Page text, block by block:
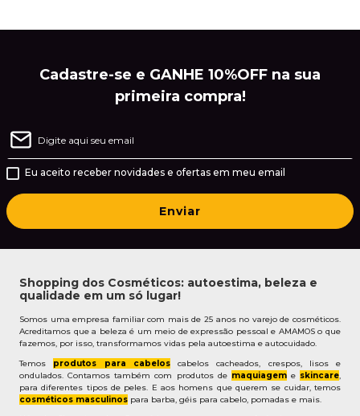
Cadastre-se e GANHE 10%OFF na sua
primeira compra!
Eu aceito receber novidades e ofertas em meu email
Enviar
Shopping dos Cosméticos: autoestima, beleza e
qualidade em um só lugar!
Somos uma empresa familiar com mais de 25 anos no varejo de cosméticos.
Acreditamos que a beleza é um meio de expressão pessoal e AMAMOS o que
fazemos, por isso, transformamos vidas pela autoestima e autocuidado.
Temos produtos para cabeloscabelos cacheados, crespos, lisos e
ondulados. Contamos também com produtos de maquiageme skincare,
para diferentes tipos de peles. E aos homens que querem se cuidar, temos
cosméticos masculinos para barba, géis para cabelo, pomadas e mais.